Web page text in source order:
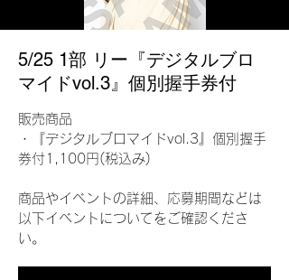
5/25 1部 リー『デジタルブロ
マイドvol.3』個別握手券付
販売商品
・『デジタルブロマイドvol.3』個別握手
券付1,100円(税込み)
商品やイベントの詳細、応募期間などは
以下イベントについてをご確認くださ
い。